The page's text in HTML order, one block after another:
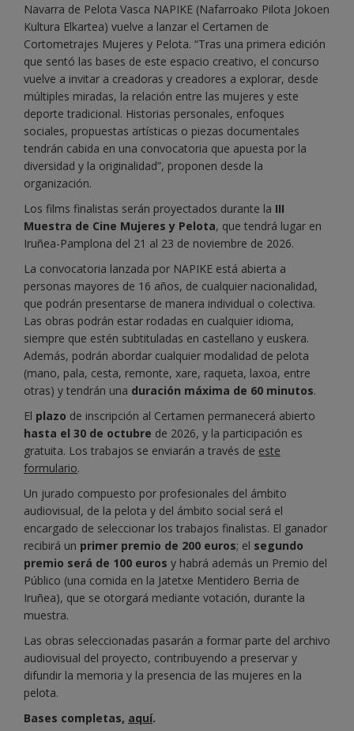
Navarra de Pelota Vasca NAPIKE (Nafarroako Pilota Jokoen
Kultura Elkartea) vuelve a lanzar el Certamen de
Cortometrajes Mujeres y Pelota. “Tras una primera edición
que sentó las bases de este espacio creativo, el concurso
vuelve a invitar a creadoras y creadores a explorar, desde
múltiples miradas, la relación entre las mujeres y este
deporte tradicional. Historias personales, enfoques
sociales, propuestas artísticas o piezas documentales
tendrán cabida en una convocatoria que apuesta por la
diversidad y la originalidad”, proponen desde la
organización.
Los films finalistas serán proyectados durante la III
Muestra de Cine Mujeres y Pelota, que tendrá lugar en
Iruñea-Pamplona del 21 al 23 de noviembre de 2026.
La convocatoria lanzada por NAPIKE está abierta a
personas mayores de 16 años, de cualquier nacionalidad,
que podrán presentarse de manera individual o colectiva.
Las obras podrán estar rodadas en cualquier idioma,
siempre que estén subtituladas en castellano y euskera.
Además, podrán abordar cualquier modalidad de pelota
(mano, pala, cesta, remonte, xare, raqueta, laxoa, entre
otras) y tendrán una duración máxima de 60 minutos.
El plazo de inscripción al Certamen permanecerá abierto
hasta el 30 de octubre de 2026, y la participación es
gratuita. Los trabajos se enviarán a través de este
formulario.
Un jurado compuesto por profesionales del ámbito
audiovisual, de la pelota y del ámbito social será el
encargado de seleccionar los trabajos finalistas. El ganador
recibirá un primer premio de 200 euros; el segundo
premio será de 100 euros y habrá además un Premio del
Público (una comida en la Jatetxe Mentidero Berria de
Iruñea), que se otorgará mediante votación, durante la
muestra.
Las obras seleccionadas pasarán a formar parte del archivo
audiovisual del proyecto, contribuyendo a preservar y
difundir la memoria y la presencia de las mujeres en la
pelota.
Bases completas, aquí.